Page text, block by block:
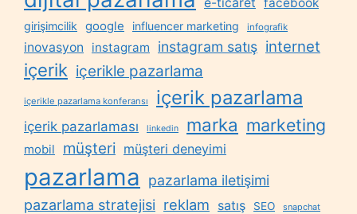
girişimcilik google influencer marketing infografik
inovasyon instagram instagram satış internet
içerik içerikle pazarlama
içerikle pazarlama konferansı içerik pazarlama
içerik pazarlaması linkedin marka marketing
mobil müşteri müşteri deneyimi
pazarlama
pazarlama iletişimi
pazarlama stratejisi reklam satış SEO snapchat